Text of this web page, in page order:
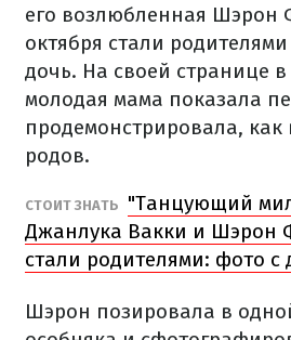
его возлюбленная Шэрон
октября стали
дочь. На своей странице в
молодая мама показала
продемонстрировала, как
родов.
СТОИТ ЗНАТЬ
"Танцующий
Джанлука Вакки и Шэрон
стали родителями: фото с
Шэрон позировала в